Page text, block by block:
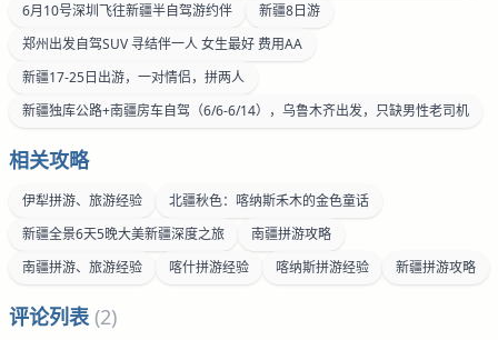
6月10号深圳飞往新疆半自驾游约伴
新疆8日游
郑州出发自驾SUV 寻结伴一人 女生最好 费用AA
新疆17-25日出游，一对情侣，拼两人
新疆独库公路+南疆房车自驾（6/6-6/14），乌鲁木齐出发，只缺男性老司机
相关攻略
伊犁拼游、旅游经验
北疆秋色：喀纳斯禾木的金色童话
新疆全景6天5晚大美新疆深度之旅
南疆拼游攻略
南疆拼游、旅游经验
喀什拼游经验 喀纳斯拼游经验 新疆拼游攻略
评论列表(2)